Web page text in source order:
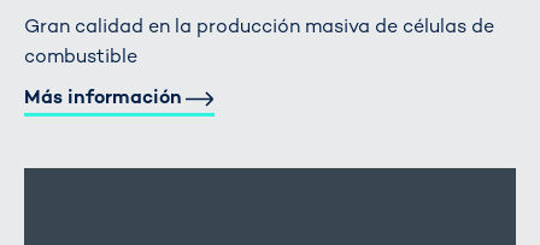
Gran calidad en la producción masiva de células de
combustible
Más información